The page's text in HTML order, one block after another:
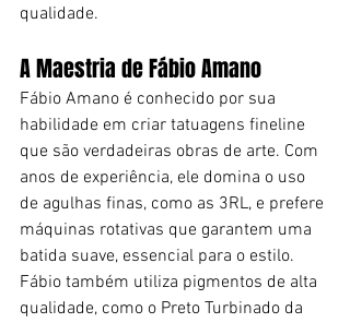
qualidade.
A Maestria de Fábio Amano
Fábio Amano é conhecido por sua
habilidade em criar tatuagens fineline
que são verdadeiras obras de arte. Com
anos de experiência, ele domina o uso
de agulhas finas, como as 3RL, e prefere
máquinas rotativas que garantem uma
batida suave, essencial para o estilo.
Fábio também utiliza pigmentos de alta
qualidade, como o Preto Turbinado da